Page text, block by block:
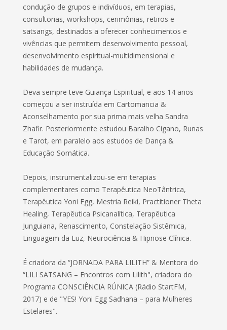
condução de grupos e indivíduos, em terapias,
consultorias, workshops, cerimônias, retiros e
satsangs, destinados a oferecer conhecimentos e
vivências que permitem desenvolvimento pessoal,
desenvolvimento espiritual-multidimensional e
habilidades de mudança.
Deva sempre teve Guiança Espiritual, e aos 14 anos
começou a ser instruída em Cartomancia &
Aconselhamento por sua prima mais velha Sandra
Zhafir. Posteriormente estudou Baralho Cigano, Runas
e Tarot, em paralelo aos estudos de Dança &
Educação Somática.
Depois, instrumentalizou-se em terapias
complementares como Terapêutica NeoTântrica,
Terapêutica Yoni Egg, Mestria Reiki, Practitioner Theta
Healing, Terapêutica Psicanalítica, Terapêutica
Junguiana, Renascimento, Constelação Sistêmica,
Linguagem da Luz, Neurociência & Hipnose Clínica.
É criadora da “JORNADA PARA LILITH” & Mentora do
“LILI SATSANG – Encontros com Lilith", criadora do
Programa CONSCIÊNCIA RÚNICA (Rádio StartFM,
2017) e de "YES! Yoni Egg Sadhana – para Mulheres
Estelares".